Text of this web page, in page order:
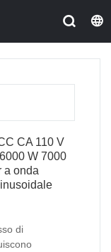
CA 110 V
W 7000
a onda
di